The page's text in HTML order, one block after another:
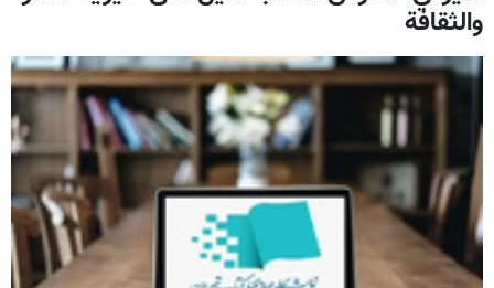
والثقافة